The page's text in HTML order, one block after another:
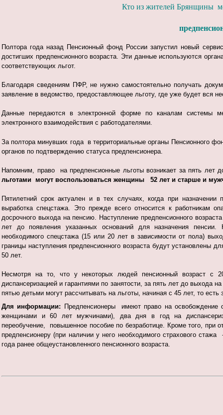
Кто из жителей Брянщины
Полтора года назад Пенсионный фонд России запустил новый
достигших предпенсионного возраста. Эти данные используются
соответствующих льгот.
Благодаря сведениям ПФР, не нужно самостоятельно получать
заявление в ведомство, предоставляющее льготу, где уже будет вся
Данные передаются в электронной форме по каналам системы
электронного взаимодействия с работодателями.
За полтора минувших года в территориальные органы Пенсионного
органов по подтверждению статуса предпенсионера.
Напомним, право на предпенсионные льготы возникает за пять лет
льготами могут воспользоваться женщины 52 лет и старше и
Пятилетний срок актуален и в тех случаях, когда при назначении
выработка спецстажа. Это прежде всего относится к
досрочного выхода на пенсию. Наступление предпенсионного
лет до появления указанных оснований для назначения пенсии.
необходимого спецстажа (15 или 20 лет в зависимости от пола)
границы наступления предпенсионного возраста будут
50 лет.
Несмотря на то, что у некоторых людей пенсионный возраст с
диспансеризацией и гарантиями по занятости, за пять лет до
пятью детьми могут рассчитывать на льготы, начиная с 45 лет, то
Для информации: Предпенсионеры имеют право на освобождение
женщинами и 60 лет мужчинами), два дня в год на
переобучение, повышенное пособие по безработице. Кроме того, при
предпенсионеру (при наличии у него необходимого страхового
года ранее общеустановленного пенсионного возраста.